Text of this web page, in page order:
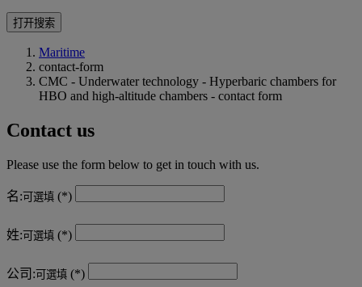
打开搜索
Maritime
contact-form
CMC - Underwater technology - Hyperbaric chambers for
HBO and high-altitude chambers - contact form
Contact us
Please use the form below to get in touch with us.
名: 可選填
姓: 可選填
公司: 可選填